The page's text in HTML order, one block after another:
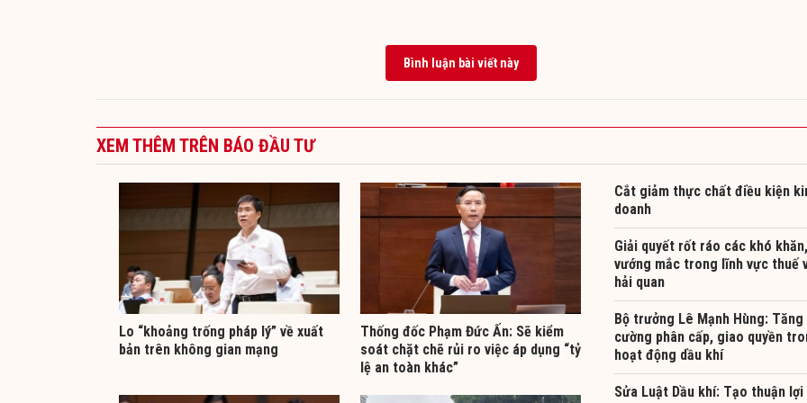
Bình luận bài viết này
XEM THÊM TRÊN BÁO ĐẦU TƯ
Lo “khoảng trống pháp lý” về xuất
bản trên không gian mạng
Thống đốc Phạm Đức Ấn: Sẽ kiểm
soát chặt chẽ rủi ro việc áp dụng “tỷ
lệ an toàn khác”
Cắt giảm thực chất điều kiện
doanh
Giải quyết rốt ráo các khó khăn,
vướng mắc trong lĩnh vực thuế
hải quan
Bộ trưởng Lê Mạnh Hùng: Tăng
cường phân cấp, giao quyền
hoạt động dầu khí
Sửa Luật Dầu khí: Tạo thuận lợi